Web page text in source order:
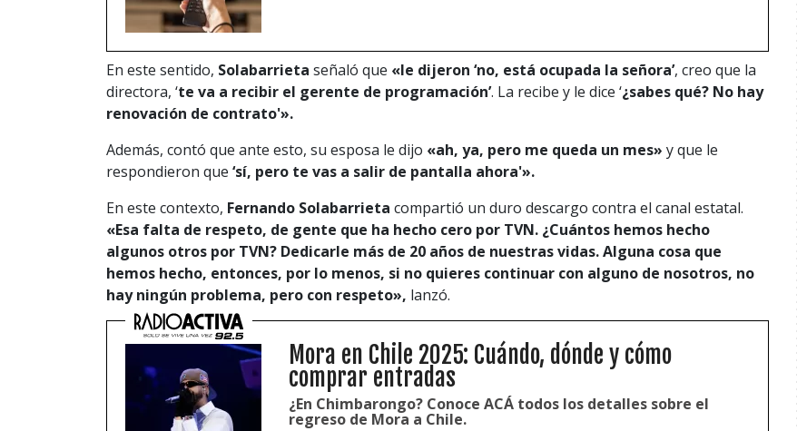
En este sentido, Solabarrieta señaló que «le dijeron ‘no, está ocupada la señora’, creo que la
directora, ‘te va a recibir el gerente de programación’. La recibe y le dice ‘¿sabes qué? No hay
renovación de contrato'».
Además, contó que ante esto, su esposa le dijo «ah, ya, pero me queda un mes» y que le
respondieron que ‘sí, pero te vas a salir de pantalla ahora'».
En este contexto, Fernando Solabarrieta compartió un duro descargo contra el canal estatal.
«Esa falta de respeto, de gente que ha hecho cero por TVN. ¿Cuántos hemos hecho
algunos otros por TVN? Dedicarle más de 20 años de nuestras vidas. Alguna cosa que
hemos hecho, entonces, por lo menos, si no quieres continuar con alguno de nosotros, no
hay ningún problema, pero con respeto», lanzó.
Mora en Chile 2025: Cuándo, dónde y cómo
comprar entradas
¿En Chimbarongo? Conoce ACÁ todos los detalles sobre el
regreso de Mora a Chile.